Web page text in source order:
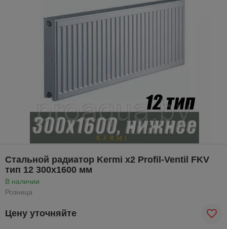
Стальной радиатор Kermi x2 Profil-Ventil FKV
тип 12 300x1600 мм
В наличии
Розница
Цену уточняйте